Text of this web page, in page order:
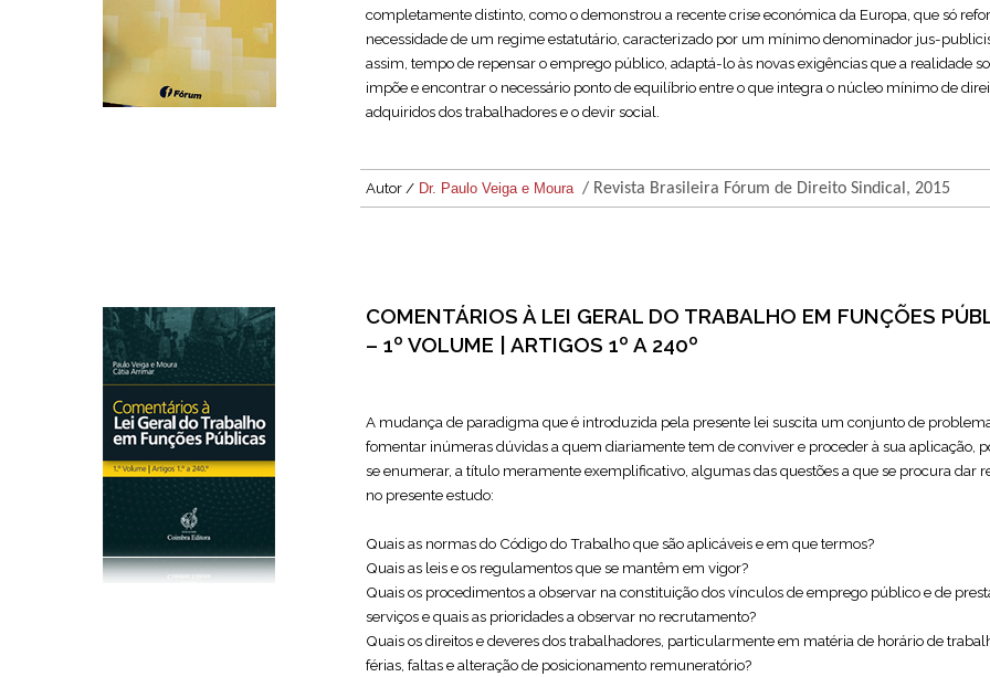
completamente distinto, como o demonstrou a recente crise económica da Europa, que só
necessidade de um regime estatutário, caracterizado por um mínimo denominador jus-
assim, tempo de repensar o emprego público, adaptá-lo às novas exigências que a realidade
impõe e encontrar o necessário ponto de equilíbrio entre o que integra o núcleo mínimo de
adquiridos dos trabalhadores e o devir social.
Autor / Dr. Paulo Veiga e Moura / Revista Brasileira Fórum de Direito Sindical, 2015
COMENTÁRIOS À LEI GERAL DO TRABALHO EM FUNÇÕES
– 1º VOLUME | ARTIGOS 1º A 240º
A mudança de paradigma que é introduzida pela presente lei suscita um conjunto de
fomentar inúmeras dúvidas a quem diariamente tem de conviver e proceder à sua aplicação,
se enumerar, a título meramente exemplificativo, algumas das questões a que se procura dar
no presente estudo:
Quais as normas do Código do Trabalho que são aplicáveis e em que termos?
Quais as leis e os regulamentos que se mantêm em vigor?
Quais os procedimentos a observar na constituição dos vínculos de emprego público e de
serviços e quais as prioridades a observar no recrutamento?
Quais os direitos e deveres dos trabalhadores, particularmente em matéria de horário de
férias, faltas e alteração de posicionamento remuneratório?